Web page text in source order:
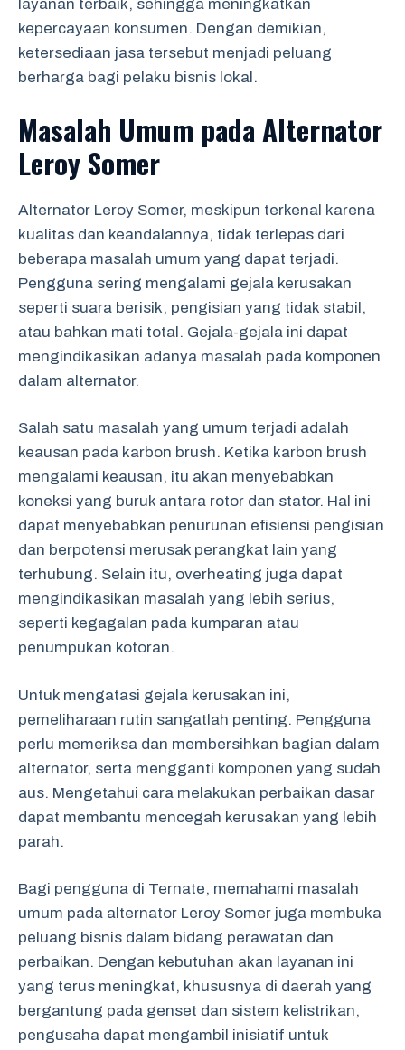
layanan terbaik, sehingga meningkatkan
kepercayaan konsumen. Dengan demikian,
ketersediaan jasa tersebut menjadi peluang
berharga bagi pelaku bisnis lokal.
Masalah Umum pada Alternator
Leroy Somer
Alternator Leroy Somer, meskipun terkenal karena
kualitas dan keandalannya, tidak terlepas dari
beberapa masalah umum yang dapat terjadi.
Pengguna sering mengalami gejala kerusakan
seperti suara berisik, pengisian yang tidak stabil,
atau bahkan mati total. Gejala-gejala ini dapat
mengindikasikan adanya masalah pada komponen
dalam alternator.
Salah satu masalah yang umum terjadi adalah
keausan pada karbon brush. Ketika karbon brush
mengalami keausan, itu akan menyebabkan
koneksi yang buruk antara rotor dan stator. Hal ini
dapat menyebabkan penurunan efisiensi pengisian
dan berpotensi merusak perangkat lain yang
terhubung. Selain itu, overheating juga dapat
mengindikasikan masalah yang lebih serius,
seperti kegagalan pada kumparan atau
penumpukan kotoran.
Untuk mengatasi gejala kerusakan ini,
pemeliharaan rutin sangatlah penting. Pengguna
perlu memeriksa dan membersihkan bagian dalam
alternator, serta mengganti komponen yang sudah
aus. Mengetahui cara melakukan perbaikan dasar
dapat membantu mencegah kerusakan yang lebih
parah.
Bagi pengguna di Ternate, memahami masalah
umum pada alternator Leroy Somer juga membuka
peluang bisnis dalam bidang perawatan dan
perbaikan. Dengan kebutuhan akan layanan ini
yang terus meningkat, khususnya di daerah yang
bergantung pada genset dan sistem kelistrikan,
pengusaha dapat mengambil inisiatif untuk